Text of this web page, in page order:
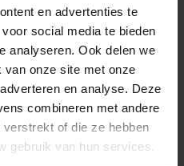
en advertenties te
social media te bieden
analyseren. Ook delen we
van onze site met onze
en analyse. Deze
combineren met andere
of die ze hebben
gebruik van hun services.
regelt een
om reizigers te
bestelt bussen om
of vertrekstation te